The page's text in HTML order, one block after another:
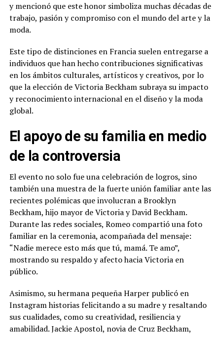
y mencionó que este honor simboliza muchas décadas de
trabajo, pasión y compromiso con el mundo del arte y la
moda.
Este tipo de distinciones en Francia suelen entregarse a
individuos que han hecho contribuciones significativas
en los ámbitos culturales, artísticos y creativos, por lo
que la elección de Victoria Beckham subraya su impacto
y reconocimiento internacional en el diseño y la moda
global.
El apoyo de su familia en medio
de la controversia
El evento no solo fue una celebración de logros, sino
también una muestra de la fuerte unión familiar ante las
recientes polémicas que involucran a Brooklyn
Beckham, hijo mayor de Victoria y David Beckham.
Durante las redes sociales, Romeo compartió una foto
familiar en la ceremonia, acompañada del mensaje:
“Nadie merece esto más que tú, mamá. Te amo”,
mostrando su respaldo y afecto hacia Victoria en
público.
Asimismo, su hermana pequeña Harper publicó en
Instagram historias felicitando a su madre y resaltando
sus cualidades, como su creatividad, resiliencia y
amabilidad. Jackie Apostol, novia de Cruz Beckham,